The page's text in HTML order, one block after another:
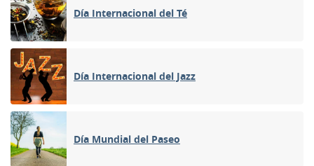
Día Internacional del Té
Día Internacional del Jazz
Día Mundial del Paseo